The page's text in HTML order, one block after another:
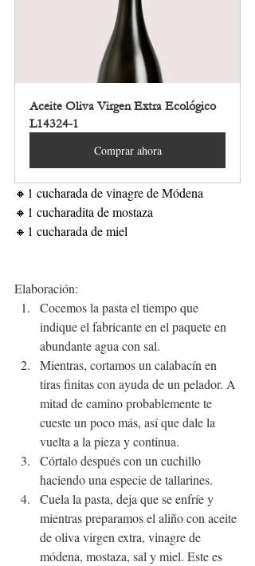
Aceite Oliva Virgen Extra Ecológico
L14324-1
Comprar ahora
🔸1 cucharada de vinagre de Módena
🔸1 cucharadita de mostaza
🔸1 cucharada de miel
Elaboración:
Cocemos la pasta el tiempo que
indique el fabricante en el paquete en
abundante agua con sal.
Mientras, cortamos un calabacín en
tiras finitas con ayuda de un pelador. A
mitad de camino probablemente te
cueste un poco más, así que dale la
vuelta a la pieza y continua.
Córtalo después con un cuchillo
haciendo una especie de tallarines.
Cuela la pasta, deja que se enfríe y
mientras preparamos el aliño con aceite
de oliva virgen extra, vinagre de
módena, mostaza, sal y miel. Este es